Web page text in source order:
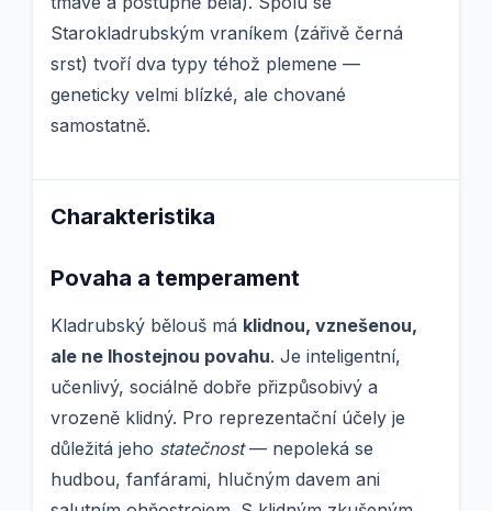
Starokladrubským vraníkem (zářivě černá
srst) tvoří dva typy téhož plemene —
geneticky velmi blízké, ale chované
samostatně.
Charakteristika
Povaha a temperament
Kladrubský bělouš má klidnou, vznešenou,
ale ne lhostejnou povahu. Je inteligentní,
učenlivý, sociálně dobře přizpůsobivý a
vrozeně klidný. Pro reprezentační účely je
důležitá jeho statečnost— nepoleká se
hudbou, fanfárami, hlučným davem ani